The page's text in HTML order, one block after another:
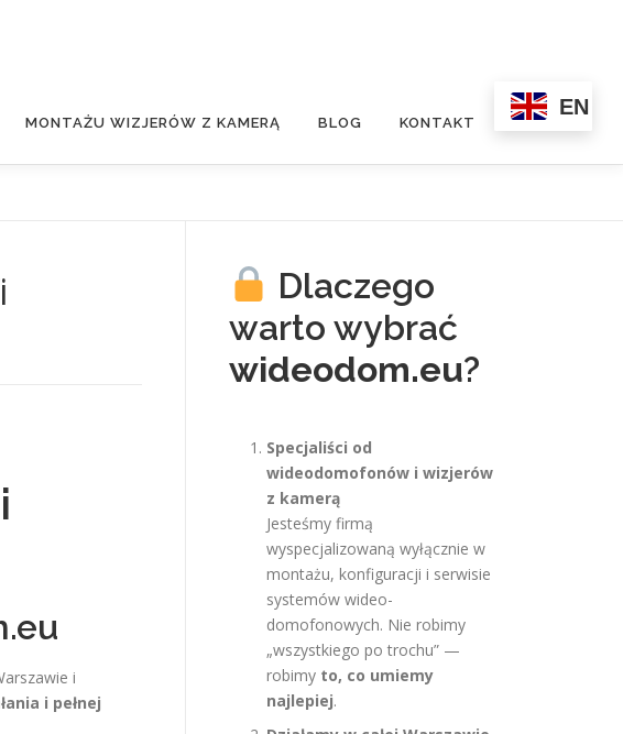
MONTAŻU WIZJERÓW Z KAMERĄ BLOG KONTAKT
EN
i
i pełnej
Dlaczego
warto wybrać
wideodom.eu?
Specjaliści od
wideodomofonów i wizjerów
z kamerą
Jesteśmy firmą
wyspecjalizowaną wyłącznie w
montażu, konfiguracji i serwisie
systemów wideo-
domofonowych. Nie robimy
„wszystkiego po trochu” —
robimy to, co umiemy
najlepiej.